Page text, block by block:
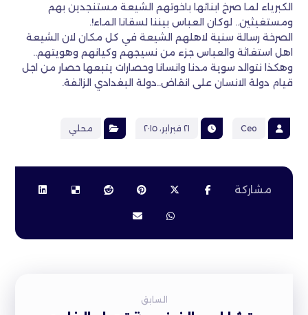
الكبرياء لما صرخ ابنائها باخوتهم الشيعة مستنجدين بهم
ومستغيثين.. لوكان العباس بيننا لسقانا الماء!.
الصرخة رسالة سنية لاهلهم الشيعة في كل مكان لان الشيعة
اهل استغاثة والعباس جزء من نسيجهم وكيانهم وهويتهم..
وهكذا نتوالد سوية مدنا وانسانا وحصارات يتبعها حصار من اجل
قيام دولة الانسان على انقاض..دولة البغدادي الزائفة.
Ceo ٢١ فبراير، ٢٠١٥ محلي
السابق